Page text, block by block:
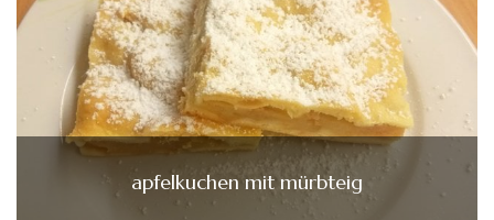
apfelkuchen mit mürbteig